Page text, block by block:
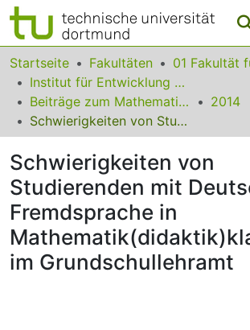
Bereiche & Sammlungen
Das gesamte Repositorium
Statistiken
FAQ
Leitlinien
Zurück zur Startseite
Startseite Fakultäten
Institut für Entwicklung und Erforschung des Mathematikunterrichts
Beiträge zum Mathematikunterricht
2014
Schwierigkeiten von Studierenden mit Deutsch als Fremdsprache in Mathematik(didaktik)klausuren im Grundschullehramt
Schwierigkeiten von
Studierenden mit
Fremdsprache in
im Grundschullehramt